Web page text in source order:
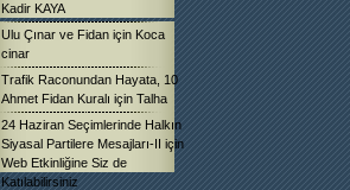
Kadir KAYA
Ulu Çınar ve Fidan için Koca
cinar
Trafik Raconundan Hayata, 10
Ahmet Fidan Kuralı için Talha
24 Haziran Seçimlerinde Halkın
Siyasal Partilere Mesajları-II için
Web Etkinliğine Siz de
Katılabilirsiniz